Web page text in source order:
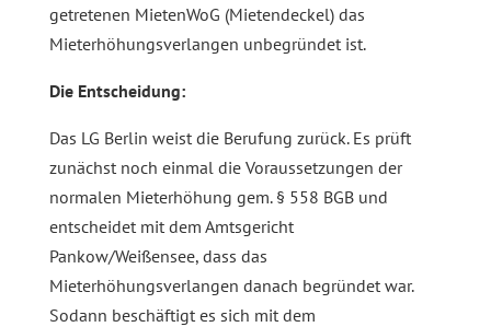
getretenen MietenWoG (Mietendeckel) das
Mieterhöhungsverlangen unbegründet ist.
Die Entscheidung:
Das LG Berlin weist die Berufung zurück. Es prüft
zunächst noch einmal die Voraussetzungen der
normalen Mieterhöhung gem. § 558 BGB und
entscheidet mit dem Amtsgericht
Pankow/Weißensee, dass das
Mieterhöhungsverlangen danach begründet war.
Sodann beschäftigt es sich mit dem